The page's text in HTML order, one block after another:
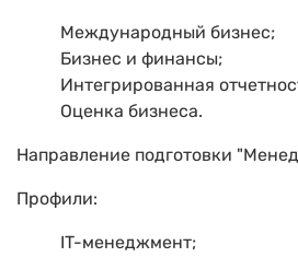
Международный бизнес;
Бизнес и финансы;
Интегрированная
Оценка бизнеса.
Направление подготовки
Профили:
IT-менеджмент;